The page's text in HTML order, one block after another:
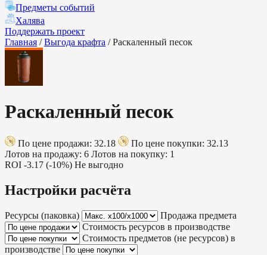
Предметы событий
Халява
Поддержать проект
Главная / Выгода крафта / Раскаленный песок
Раскаленный песок
По цене продажи: 32.18
По цене покупки: 32.13
Лотов на продажу: 6 Лотов на покупку: 1
ROI -3.17 (-10%) Не выгодно
Настройки расчёта
Ресурсы (паковка)
Продажа предмета
Стоимость ресурсов в производстве
Стоимость предметов (не ресурсов) в
производстве